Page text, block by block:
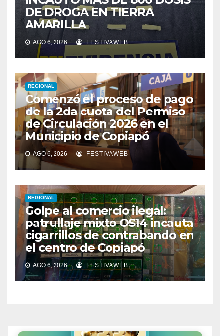
DE DROGA EN TIERRA
AMARILLA
AGO 6, 2026 FESTIVAWEB
REGIONAL
Comenzó el proceso de pago
de la 2da cuota del Permiso
de Circulación 2026 en el
Municipio de Copiapó
AGO 6, 2026 FESTIVAWEB
REGIONAL
Golpe al comercio ilegal:
patrullaje mixto OS14 incauta
cigarrillos de contrabando en
el centro de Copiapó
AGO 6, 2026 FESTIVAWEB